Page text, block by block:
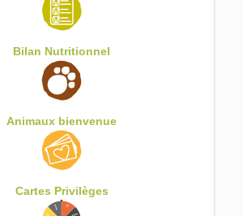
Bilan Nutritionnel
Animaux bienvenue
Cartes Privilèges